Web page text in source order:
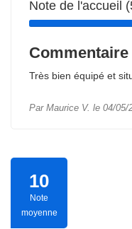
Note de l'accueil
Commentaire
Très bien équipé et
Par Maurice V. le 04/05/
10
Note
moyenne